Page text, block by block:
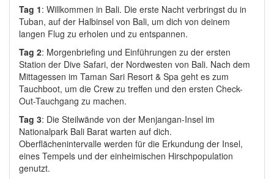
Tag 1: Willkommen in Bali. Die erste Nacht verbringst du in
Tuban, auf der Halbinsel von Bali, um dich von deinem
langen Flug zu erholen und zu entspannen.
Tag 2: Morgenbriefing und Einführungen zu der ersten
Station der Dive Safari, der Nordwesten von Bali. Nach dem
Mittagessen im Taman Sari Resort & Spa geht es zum
Tauchboot, um die Crew zu treffen und den ersten Check-
Out-Tauchgang zu machen.
Tag 3: Die Steilwände von der Menjangan-Insel im
Nationalpark Bali Barat warten auf dich.
Oberflächenintervalle werden für die Erkundung der Insel,
eines Tempels und der einheimischen Hirschpopulation
genutzt.